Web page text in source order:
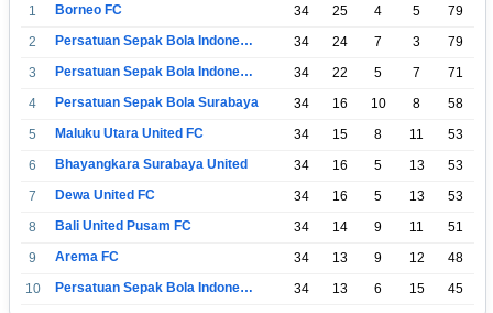
1 Borneo FC 34 25 4 5
79
2
Persatuan Sepak Bola Indonesia Bandung 34 24 7 3
79
3
Persatuan Sepak Bola Indonesia Jakarta 34 22 5 7
71
4
Persatuan Sepak Bola Surabaya 34 16 10 8
58
5
Maluku Utara United FC 34 15 8 11
53
6
Bhayangkara Surabaya United 34 16 5 13
53
7
Dewa United FC 34 16 5 13
53
8
Bali United Pusam FC 34 14 9 11
51
9
Arema FC 34 13 9 12
48
10
Persatuan Sepak Bola Indonesia Tangerang 34 13 6 15
45